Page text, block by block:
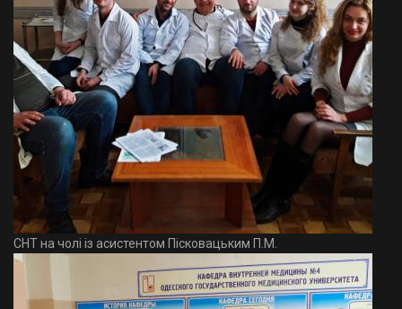
СНТ на чолі із асистентом Пісковацьким П.М.